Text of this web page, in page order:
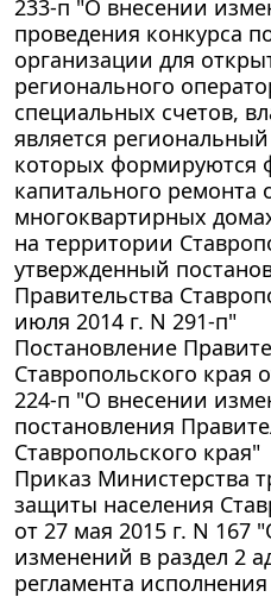
233-п "О внесении
проведения конкурса
организации для
регионального
специальных счетов,
является
которых формируются
капитального
многоквартирных
на территории
утвержденный
Правительства
июля 2014 г. N 291-п"
Постановление
Ставропольского края
224-п "О внесении
постановления
Ставропольского края"
Приказ Министерства
защиты населения
от 27 мая 2015 г. N 167
изменений в раздел 2
регламента